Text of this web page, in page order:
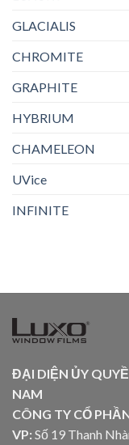
GLACIALIS
CHROMITE
GRAPHITE
HYBRIUM
CHAMELEON
UVice
INFINITE
ĐẠI DIỆN ỦY
NAM
CÔNG TY CỔ
VP: Số 19 Thanh